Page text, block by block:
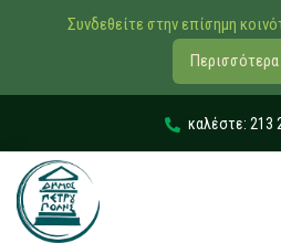
καλέστε: 213
Συνδεθείτε στην επίσημη
Περισσότερα